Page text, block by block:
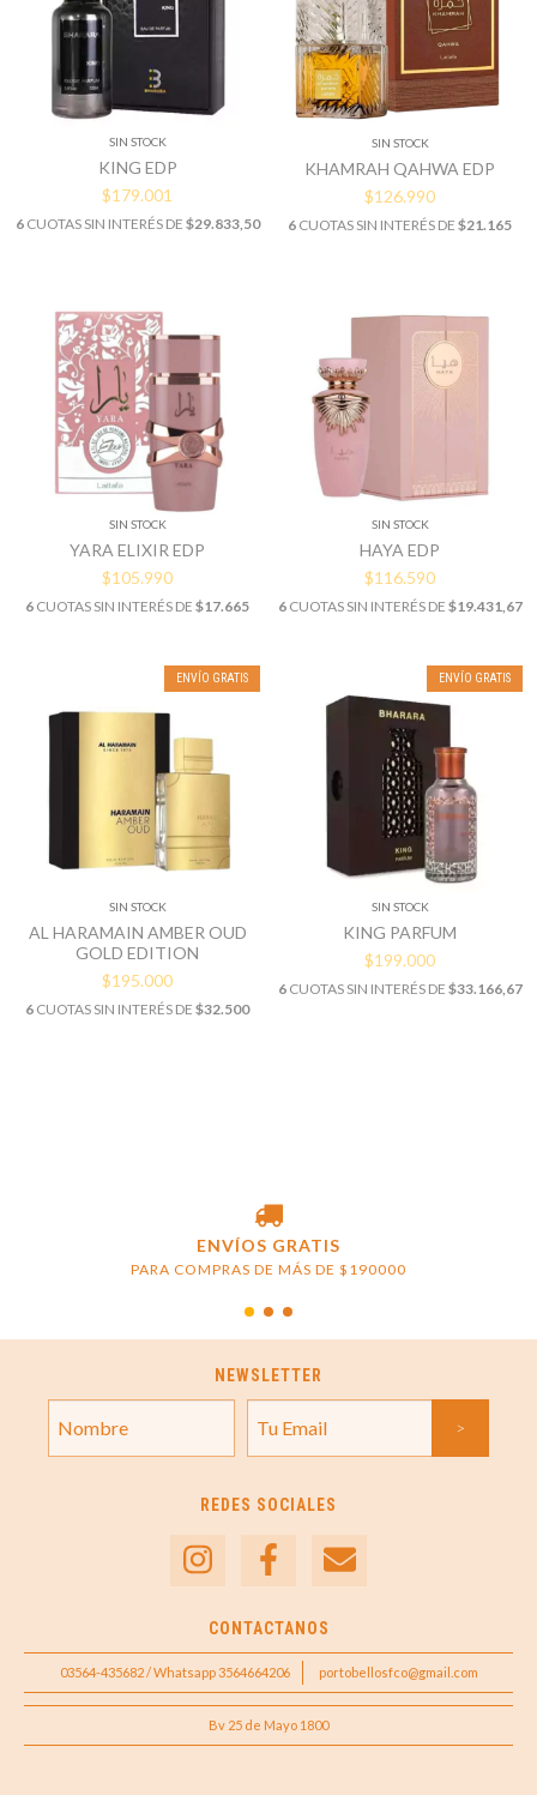
SIN STOCK
KING EDP
$179.001
6CUOTAS SIN INTERÉS DE $29.833,50
SIN STOCK
KHAMRAH QAHWA EDP
$126.990
6 CUOTAS SIN INTERÉS DE $21.165
SIN STOCK
YARA ELIXIR EDP
$105.990
6 CUOTAS SIN INTERÉS DE $17.665
SIN STOCK
HAYA EDP
$116.590
6CUOTAS SIN INTERÉS DE $19.431,67
ENVÍO GRATIS
SIN STOCK
AL HARAMAIN AMBER OUD
GOLD EDITION
$195.000
6 CUOTAS SIN INTERÉS DE $32.500
ENVÍO GRATIS
SIN STOCK
KING PARFUM
$199.000
6CUOTAS SIN INTERÉS DE $33.166,67
ENVÍOS GRATIS
PARA COMPRAS DE MÁS DE $190000
NEWSLETTER
REDES SOCIALES
CONTACTANOS
03564-435682 / Whatsapp 3564664206 portobellosfco@gmail.com
Bv 25 de Mayo 1800